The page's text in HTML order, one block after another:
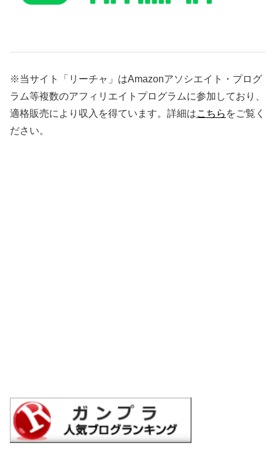
※当サイト「リーチャ」はAmazonアソシエイト・プログ
ラム等複数のアフィリエイトプログラムに参加しており、
適格販売により収入を得ています。詳細はこちら をご覧く
ださい。